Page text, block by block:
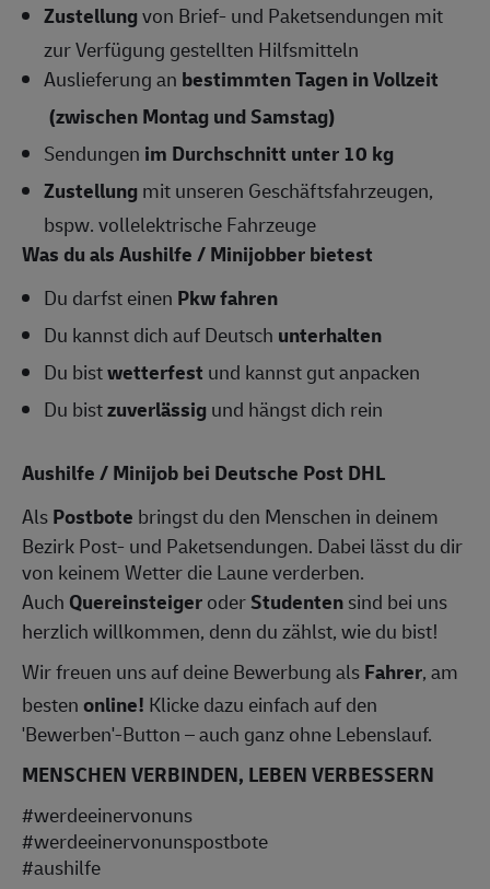
Zustellungvon Brief- und Paketsendungen mit
zur Verfügung gestellten Hilfsmitteln
Auslieferung an bestimmten Tagen in Vollzeit
(zwischen Montag und Samstag)
Sendungen im Durchschnitt unter 10 kg
Zustellungmit unseren Geschäftsfahrzeugen,
bspw. vollelektrische Fahrzeuge
Was du als Aushilfe / Minijobber bietest
Du darfst einen Pkw fahren
Du kannst dich auf Deutsch unterhalten
Du bistwetterfest und kannst gut anpacken
Du bistzuverlässigund hängst dich rein
Aushilfe / Minijob bei Deutsche Post DHL
AlsPostbote bringst du den Menschen in deinem
Bezirk Post- und Paketsendungen. Dabei lässt du dir
von keinem Wetter die Laune verderben.
Auch QuereinsteigeroderStudentensind bei uns
herzlich willkommen, denn du zählst, wie du bist!
Wir freuen uns auf deine Bewerbung alsFahrer, am
bestenonline! Klicke dazu einfach auf den
'Bewerben'-Button – auch ganz ohne Lebenslauf.
MENSCHEN VERBINDEN, LEBEN VERBESSERN
#werdeeinervonuns
#werdeeinervonunspostbote
#aushilfe